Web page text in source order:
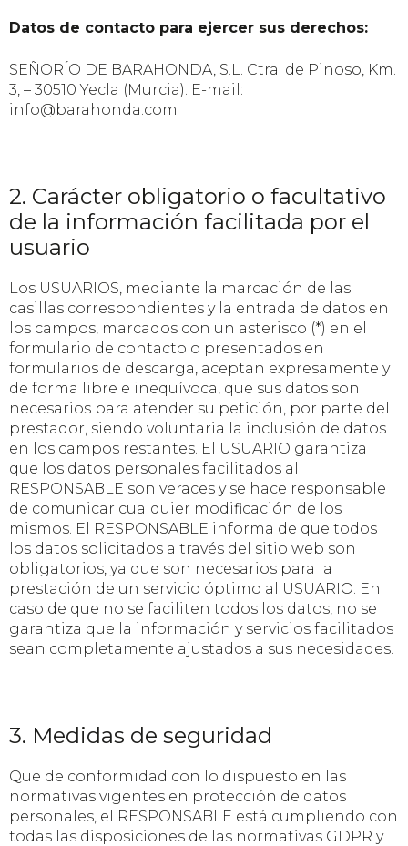
Datos de contacto para ejercer sus derechos:
SEÑORÍO DE BARAHONDA, S.L. Ctra. de Pinoso, Km.
3, – 30510 Yecla (Murcia). E-mail:
info@barahonda.com
2. Carácter obligatorio o facultativo
de la información facilitada por el
usuario
Los USUARIOS, mediante la marcación de las
casillas correspondientes y la entrada de datos en
los campos, marcados con un asterisco (*) en el
formulario de contacto o presentados en
formularios de descarga, aceptan expresamente y
de forma libre e inequívoca, que sus datos son
necesarios para atender su petición, por parte del
prestador, siendo voluntaria la inclusión de datos
en los campos restantes. El USUARIO garantiza
que los datos personales facilitados al
RESPONSABLE son veraces y se hace responsable
de comunicar cualquier modificación de los
mismos. El RESPONSABLE informa de que todos
los datos solicitados a través del sitio web son
obligatorios, ya que son necesarios para la
prestación de un servicio óptimo al USUARIO. En
caso de que no se faciliten todos los datos, no se
garantiza que la información y servicios facilitados
sean completamente ajustados a sus necesidades.
3. Medidas de seguridad
Que de conformidad con lo dispuesto en las
normativas vigentes en protección de datos
personales, el RESPONSABLE está cumpliendo con
todas las disposiciones de las normativas GDPR y